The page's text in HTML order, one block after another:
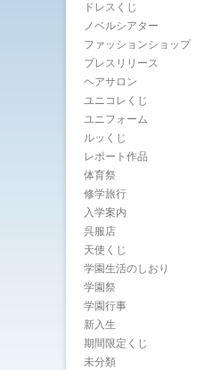
ドレスくじ
ノベルシアター
ファッションショップ
プレスリリース
ヘアサロン
ユニコレくじ
ユニフォーム
ルッくじ
レポート作品
体育祭
修学旅行
入学案内
呉服店
天使くじ
学園生活のしおり
学園祭
学園行事
新入生
期間限定くじ
未分類